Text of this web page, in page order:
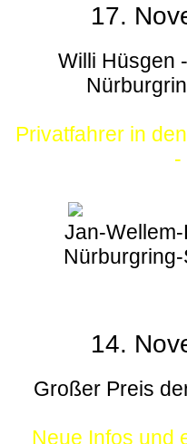
17.
Willi Hüsgen
Privatfahrer in
-
Jan-
14.
Großer Preis
Neue Infos und